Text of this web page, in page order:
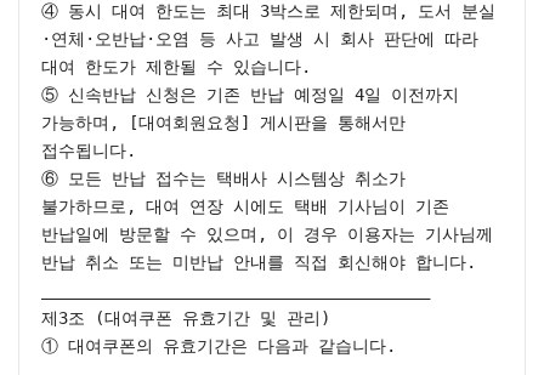
④ 동시 대여 한도는 최대 3박스로 제한되며, 도서 분실
·연체·오반납·오염 등 사고 발생 시 회사 판단에 따라
대여 한도가 제한될 수 있습니다.
⑤ 신속반납 신청은 기존 반납 예정일 4일 이전까지
가능하며, [대여회원요청] 게시판을 통해서만
접수됩니다.
⑥ 모든 반납 접수는 택배사 시스템상 취소가
불가하므로, 대여 연장 시에도 택배 기사님이 기존
반납일에 방문할 수 있으며, 이 경우 이용자는 기사님께
반납 취소 또는 미반납 안내를 직접 회신해야 합니다.
제3조 (대여쿠폰 유효기간 및 관리)
① 대여쿠폰의 유효기간은 다음과 같습니다.